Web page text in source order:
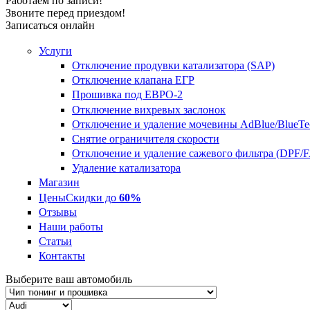
Звоните перед приездом!
Записаться онлайн
Услуги
Отключение продувки катализатора (SAP)
Отключение клапана ЕГР
Прошивка под ЕВРО-2
Отключение вихревых заслонок
Отключение и удаление мочевины AdBlue/
Снятие ограничителя скорости
Отключение и удаление сажевого фильтра (DPF/
Удаление катализатора
Магазин
ЦеныСкидки до 60%
Отзывы
Наши работы
Статьи
Контакты
Выберите ваш автомобиль